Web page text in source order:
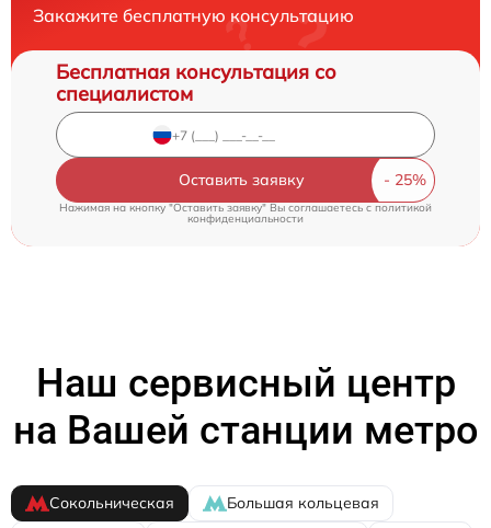
Закажите бесплатную консультацию
Бесплатная консультация со
специалистом
Оставить заявку
Нажимая на кнопку "Оставить заявку" Вы соглашаетесь c политикой
конфиденциальности
Наш сервисный центр
на Вашей станции метро
Сокольническая
Большая кольцевая